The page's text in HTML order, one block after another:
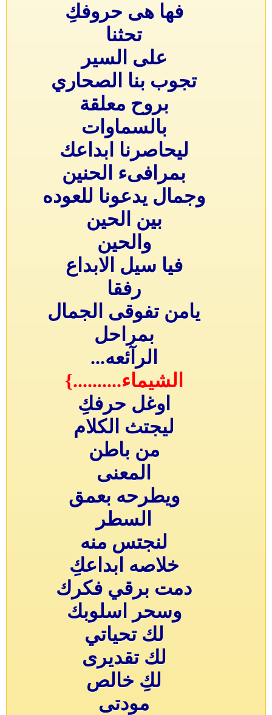
فها هى حروفكِ
تحثنا
على السير
تجوب بنا الصحاري
بروح معلقة
بالسماوات
ليحاصرنا ابداعك
بمرافىء الحنين
وجمال يدعونا للعوده
بين الحين
والحين
فيا سيل الابداع
رفقا
يامن تفوقى الجمال
بمراحل
الرآئعه...
الشيماء..........}
اوغل حرفكِ
ليجتث الكلام
من باطن
المعنى
ويطرحه بعمق
السطر
لنجتس منه
خلاصه ابداعكِ
دمت برقي فكرك
وسحر اسلوبك
لك تحياتي
لك تقديرى
لكِ خالص
مودتى